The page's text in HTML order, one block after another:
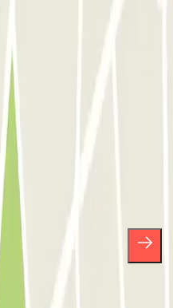
et
des concours et
politique de confidentialité
de Parclick. Sans
désinscrire quand vous le